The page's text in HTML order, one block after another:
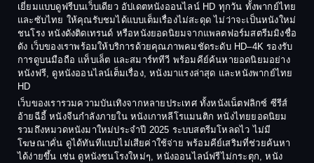
Coming-of-age ชีวิตวัยรุ่น
Crime อาชญากรรม
Crime อาชญากรรม
Culture
Dance เต้น
1986
1985
1984
1983
1982
1981
1980
1978
1974
1973
1972
1971
1970
1969
เยี่ยมแบบดูฟรีบนเว็บเดียว อัปเดตหนังออนไลน์ HD ทุกวัน ทั้งพากย์ไทย
และซับไทย ให้คุณรับชมได้แบบเต็มเรื่องไม่สะดุด ไม่ว่าจะเป็นหนังใหม่
ชนโรง หนังดังติดเทรนด์ หรือหนังยอดนิยมจากแพลตฟอร์มสตรีมมิงชื่อ
ดัง เว็บของเราพร้อมให้บริการด้วยคุณภาพคมชัดระดับ HD–4K รองรับ
การดูบนมือถือ แท็บเล็ต และสมาร์ททีวี พร้อมคีย์ค้นหายอดนิยมอย่าง
หนังฟรี, ดูหนังออนไลน์เต็มเรื่อง, หนังมาแรงล่าสุด และหนังพากย์ไทย
HD
เว็บของเรารวมความบันเทิงจากหลายประเทศ ทั้งหนังเน็ตฟลิกซ์ ซีรีส์
อ้ายฉีอี้ หนังจีนกำลังภายใน หนังเกาหลีโรแมนติก หนังไทยยอดนิยม
รวมถึงหมวดหนังมาใหม่ประจำปี 2025 ระบบสตรีมโหลดไว ไม่มี
โฆษณาคั่น ดูได้ทันทีแบบไม่เสียค่าใช้จ่าย พร้อมคีย์เสริมที่ช่วยค้นหา
ได้ง่ายขึ้น เช่น ดูหนังชนโรงใหม่ๆ, หนังออนไลน์ฟรีไม่กระตุก, หนัง